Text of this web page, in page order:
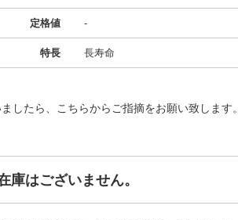
定格値 -
特長 長寿命
したら、こちらからご指摘をお願い致します。
庫はございません。